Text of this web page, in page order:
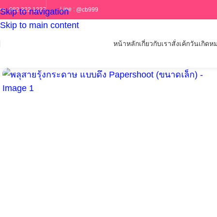
Skip to navigation
Skip to main content
ร : 082 322 1227 Line : @cb999
หน้าหลักเกี่ยวกับเราสั่งเค้กวันเกิดห